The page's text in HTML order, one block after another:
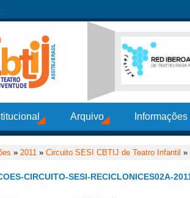
Arquivo
» 2011 » Circuito SESI CBTIJ de Teatro Infantil »
CIRCUITO-SESI-RECICLONICES02A-